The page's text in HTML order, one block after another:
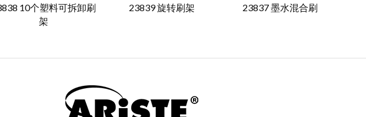
10个塑料可拆卸刷
架
23839 旋转刷架 23837 墨水混合刷